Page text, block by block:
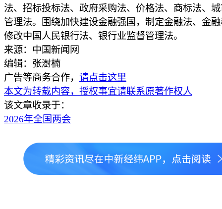
法、招标投标法、政府采购法、价格法、商标法、
管理法。围绕加快建设金融强国，制定金融法、金
修改中国人民银行法、银行业监督管理法。
来源：中国新闻网
编辑：张澍楠
广告等商务合作， 请点击这里
本文为转载内容，授权事宜请联系原著作权人
该文章收录于：
2026年全国两会